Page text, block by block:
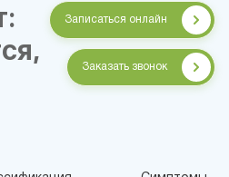
Записаться онлайн
Заказать звонок